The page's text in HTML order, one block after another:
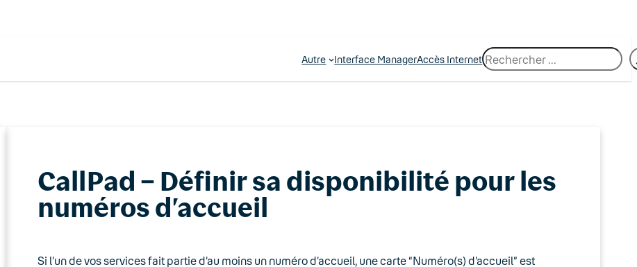
Autre Interface ManagerAccès InternetR
e
c
CallPad – Définir sa disponibilité pour les
numéros d’accueil
Si l’un de vos services fait partie d’au moins un numéro d’accueil, une carte “Numéro(s) d’accueil” est